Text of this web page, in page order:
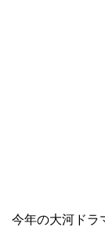
今年の大河ドラ